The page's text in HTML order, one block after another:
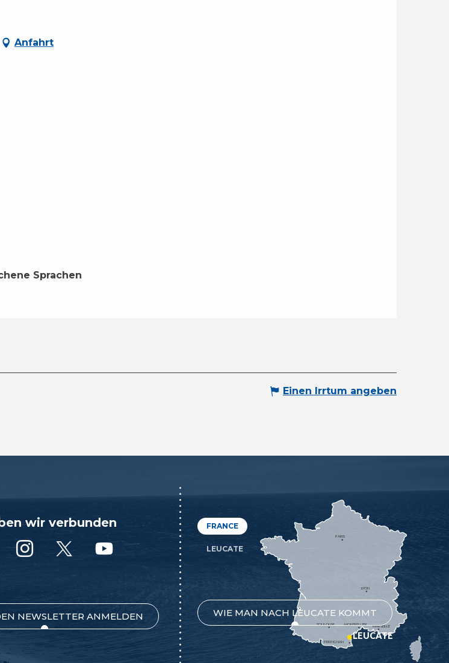
Anfahrt
Sprachen
Sprachen
Einen Irrtum angeben
wir verbunden
NEWSLETTER ANMELDEN
FRANCE
LEUCATE
WIE MAN NACH LEUCATE KOMMT
MONTPELLIER
PERPIGNAN
MARSEILLE
TOULOUSE
LYON
PARIS
LEUCATE